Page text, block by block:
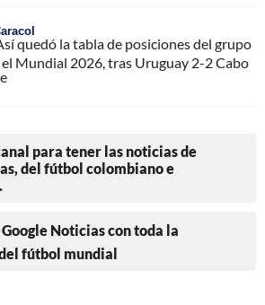
quedó la tabla de posiciones del grupo
el Mundial 2026, tras Uruguay 2-2 Cabo
para tener las noticias de
del fútbol colombiano e
Google Noticias con toda la
fútbol mundial